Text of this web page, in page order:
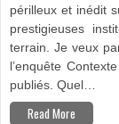
périlleux et inédit
prestigieuses
terrain. Je veux
l’enquête
publiés. Quel…
Read More